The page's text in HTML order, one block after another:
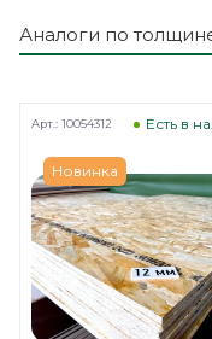
Аналоги по
Новинка
Есть в
Арт.: 10054312